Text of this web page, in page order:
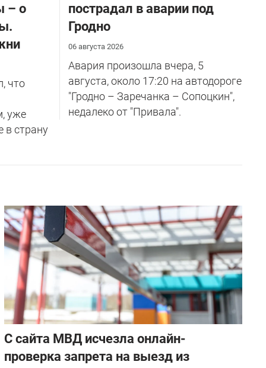
– о
что
уже
в страну
пострадал в аварии под
Гродно
06 августа 2026
Авария произошла вчера, 5
августа, около 17:20 на автодороге
"Гродно – Заречанка – Сопоцкин",
недалеко от "Привала".
С сайта МВД исчезла онлайн-
проверка запрета на выезд из